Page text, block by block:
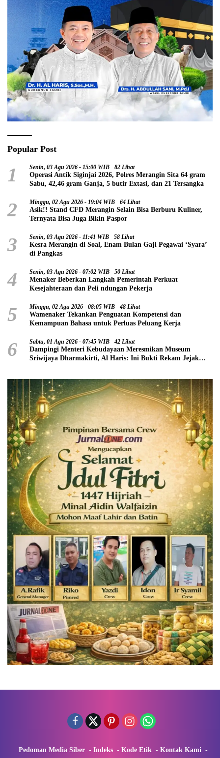
Popular Post
1 Senin, 03 Agu 2026 - 15:00 WIB 82 Lihat
Operasi Antik Siginjai 2026, Polres Merangin Sita 64 gram
Sabu, 42,46 gram Ganja, 5 butir Extasi, dan 21 Tersangka
2 Minggu, 02 Agu 2026 - 19:04 WIB 64 Lihat
Asik!! Stand CFD Merangin Selain Bisa Berburu Kuliner,
Ternyata Bisa Juga Bikin Paspor
3 Senin, 03 Agu 2026 - 11:41 WIB 58 Lihat
Kesra Merangin di Soal, Enam Bulan Gaji Pegawai ‘Syara’
di Pangkas
4 Senin, 03 Agu 2026 - 07:02 WIB 50 Lihat
Menaker Beberkan Langkah Pemerintah Perkuat
Kesejahteraan dan Peli ndungan Pekerja
5 Minggu, 02 Agu 2026 - 08:05 WIB 48 Lihat
Wamenaker Tekankan Penguatan Kompetensi dan
Kemampuan Bahasa untuk Perluas Peluang Kerja
6 Sabtu, 01 Agu 2026 - 07:45 WIB 42 Lihat
Dampingi Menteri Kebudayaan Meresmikan Museum
Sriwijaya Dharmakirti, Al Haris: Ini Bukti Rekam Jejak
Pedoman Media Siber Indeks Kode Etik
Kontak Kami